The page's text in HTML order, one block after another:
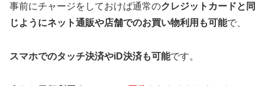
事前にチャージをしておけば通常のクレジットカードと同
じようにネット通販や店舗でのお買い物利用も可能で、
スマホでのタッチ決済やiD決済も可能です。